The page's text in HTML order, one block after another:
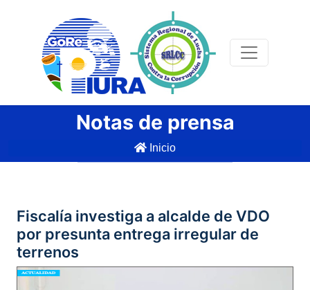
Notas de prensa
Inicio
Fiscalía investiga a alcalde de VDO
por presunta entrega irregular de
terrenos